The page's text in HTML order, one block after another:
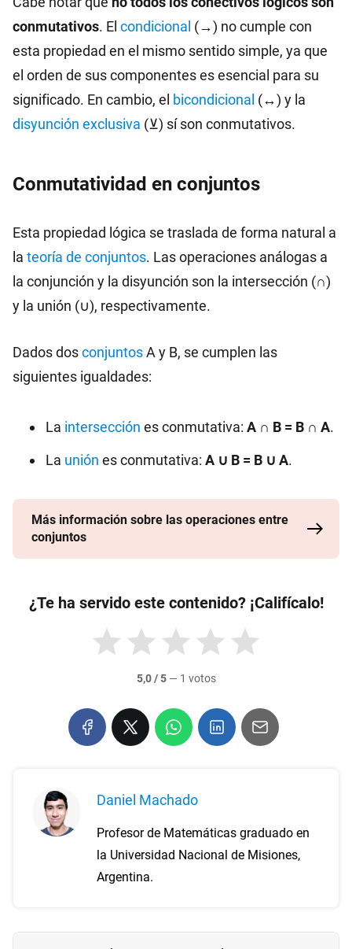
conmutativos. El condicional (→) no cumple con
esta propiedad en el mismo sentido simple, ya que
el orden de sus componentes es esencial para su
significado. En cambio, el bicondicional (↔) y la
disyunción exclusiva (⊻) sí son conmutativos.
Conmutatividad en conjuntos
Esta propiedad lógica se traslada de forma natural a
la teoría de conjuntos. Las operaciones análogas a
la conjunción y la disyunción son la intersección (∩)
y la unión (∪), respectivamente.
Dados dosconjuntosA y B, se cumplen las
siguientes igualdades:
La intersección es conmutativa: A ∩ B = B ∩ A.
La unión es conmutativa: A ∪ B = B ∪ A.
Más información sobre las operaciones entre
conjuntos
¿Te ha servido este contenido? ¡Califícalo!
5,0 / 5— 1 votos
Daniel Machado
Profesor de Matemáticas graduado en
la Universidad Nacional de Misiones,
Argentina.